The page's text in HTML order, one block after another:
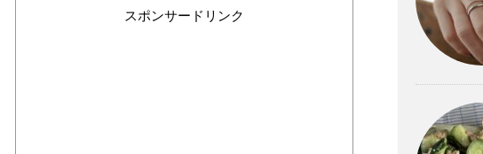
スポンサードリンク